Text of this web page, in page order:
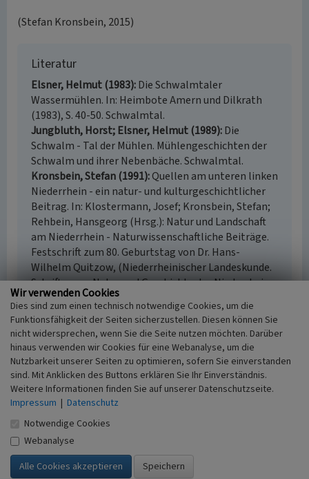
(Stefan Kronsbein, 2015)
Literatur
Elsner, Helmut (1983) Die Schwalmtaler
Wassermühlen. In: Heimbote Amern und Dilkrath
(1983), S. 40-50. Schwalmtal.
Jungbluth, Horst; Elsner, Helmut (1989) Die
Schwalm - Tal der Mühlen. Mühlengeschichten der
Schwalm und ihrer Nebenbäche. Schwalmtal.
Kronsbein, Stefan (1991) Quellen am unteren linken
Niederrhein - ein natur- und kulturgeschichtlicher
Beitrag. In: Klostermann, Josef; Kronsbein, Stefan;
Rehbein, Hansgeorg (Hrsg.): Natur und Landschaft
am Niederrhein - Naturwissenschaftliche Beiträge.
Festschrift zum 80. Geburtstag von Dr. Hans-
Wilhelm Quitzow, (Niederrheinischer Landeskunde.
Schriften zur Natur und Geschichte des Niederrheins,
Band X.) S. 349-429. Krefeld.
Vogt, Hans / Verein Niederrhein e.V. (Hrsg.)
(1998) Niederrheinischer Wassermühlenführer.
Krefeld.
Quelle an der Hüttermühle in Kranenbruch,
Gemeinde Schwalmtal. Kreis Viersen
Schlagwörter
Quelle (Gewässer)
Fachsicht(en)
Wir verwenden Cookies
Dies sind zum einen technisch notwendige Cookies, um die
Funktionsfähigkeit der Seiten sicherzustellen. Diesen können Sie
nicht widersprechen, wenn Sie die Seite nutzen möchten. Darüber
hinaus verwenden wir Cookies für eine Webanalyse, um die
Nutzbarkeit unserer Seiten zu optimieren, sofern Sie einverstanden
sind. Mit Anklicken des Buttons erklären Sie Ihr Einverständnis.
Weitere Informationen finden Sie auf unserer Datenschutzseite.
Impressum | Datenschutz
Notwendige Cookies
Webanalyse